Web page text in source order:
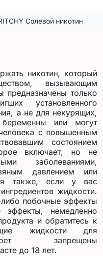
Солевой никотин
никотин, который
вызывающим
предназначены только
установленного
а не для некурящих,
или могут
с повышенным
состоянием
включает, но не
заболеваниями,
давлением или
также, если у вас
жидкости.
побочные эффекты
немедленно
и обратитесь к
жидкости для
запрещены
до 18 лет.